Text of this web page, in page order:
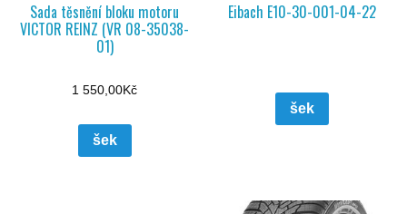
Sada těsnění bloku motoru
VICTOR REINZ (VR 08-35038-
01)
1 550,00Kč
šek
Eibach E10-30-001-04-22
šek